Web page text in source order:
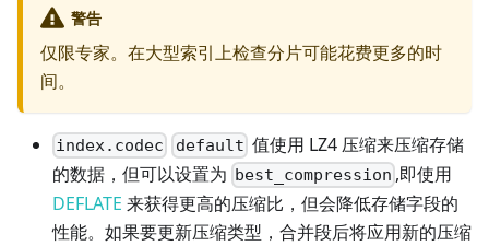
警告
仅限专家。在大型索引上检查分片可能花费更多的时
间。
index.codec default 值使用 LZ4 压缩来压缩存储
的数据，但可以设置为 best_compression ,即使用
DEFLATE 来获得更高的压缩比，但会降低存储字段的
性能。如果要更新压缩类型，合并段后将应用新的压缩